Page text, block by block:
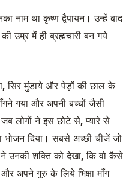
नाम था कृष्ण द्वैपायन। उन्हें बाद
उम्र में ही ब्रह्मचारी बन गये
सिर मुंडाये और पेड़ों की छाल के
गया और अपनी बच्चों जैसी
जब लोगों ने इस छोटे से, प्यारे से
दिया। सबसे अच्छी चीजें जो
उनकी शक्ति को देखा, कि वो कैसे
अपने गुरु के लिये भिक्षा माँग